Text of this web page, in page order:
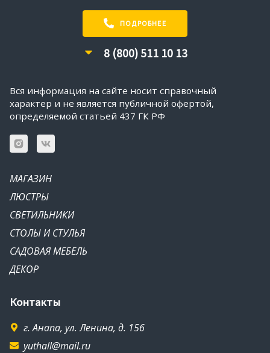
ПОДРОБНЕЕ
8 (800) 511 10 13
Вся информация на сайте носит справочный
характер и не является публичной офертой,
определяемой статьей 437 ГК РФ
МАГАЗИН
ЛЮСТРЫ
СВЕТИЛЬНИКИ
СТОЛЫ И СТУЛЬЯ
САДОВАЯ МЕБЕЛЬ
ДЕКОР
Контакты
г. Анапа, ул. Ленина, д. 156
yuthall@mail.ru